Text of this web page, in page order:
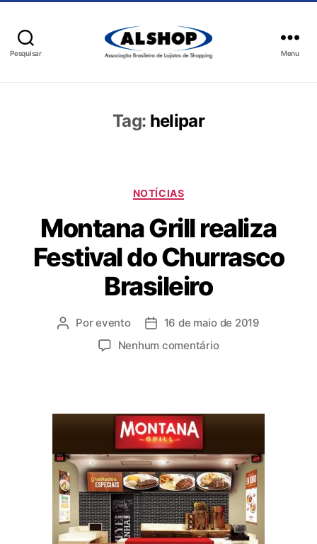
Pesquisar Menu
Tag: helipar
NOTÍCIAS
Montana Grill realiza
Festival do Churrasco
Brasileiro
Porevento
16 de maio de 2019
Nenhum comentário